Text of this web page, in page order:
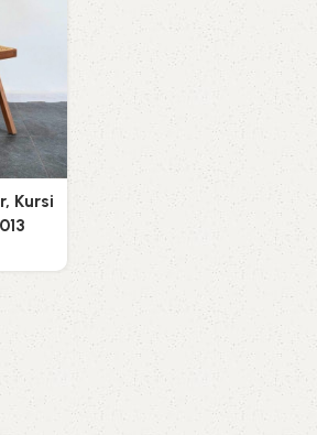
Kursi